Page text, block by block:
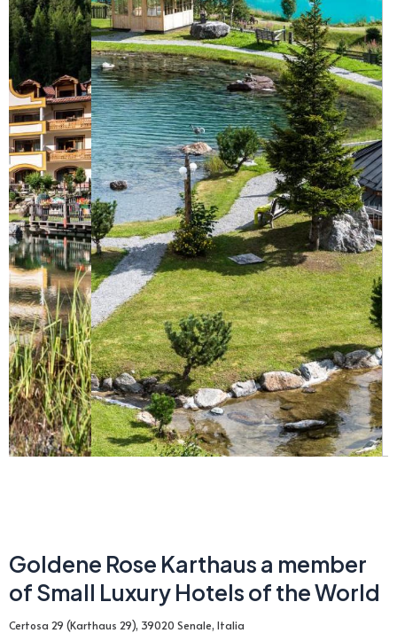
Goldene Rose Karthaus a member
of Small Luxury Hotels of the World
Certosa 29 (Karthaus 29), 39020 Senale, Italia